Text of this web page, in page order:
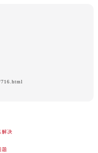
解决
题